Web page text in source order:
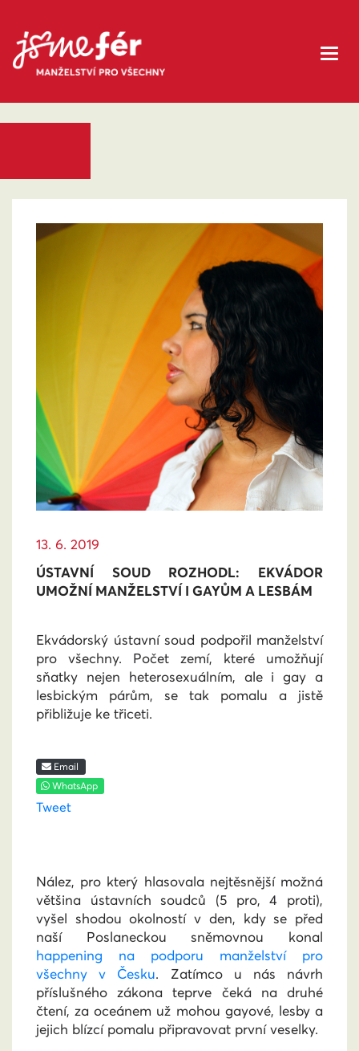
13. 6. 2019
ÚSTAVNÍ SOUD ROZHODL: EKVÁDOR
UMOŽNÍ MANŽELSTVÍ I GAYŮM A LESBÁM
Ekvádorský ústavní soud podpořil manželství
pro všechny. Počet zemí, které umožňují
sňatky nejen heterosexuálním, ale i gay a
lesbickým párům, se tak pomalu a jistě
přibližuje ke třiceti.
Email
WhatsApp
Tweet
Nález, pro který hlasovala nejtěsnější možná
většina ústavních soudců (5 pro, 4 proti),
vyšel shodou okolností v den, kdy se před
naší Poslaneckou sněmovnou konal
happening na podporu manželství pro
všechny v Česku. Zatímco u nás návrh
příslušného zákona teprve čeká na druhé
čtení, za oceánem už mohou gayové, lesby a
jejich blízcí pomalu připravovat první veselky.